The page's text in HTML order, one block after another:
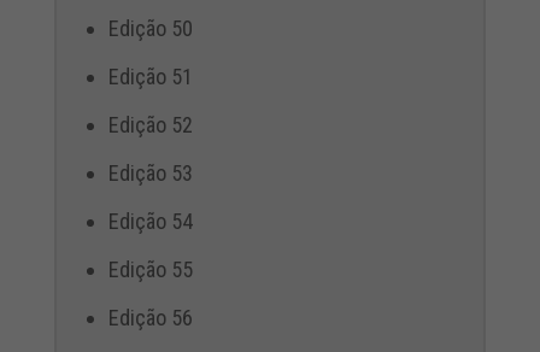
Edição 50
Edição 51
Edição 52
Edição 53
Edição 54
Edição 55
Edição 56